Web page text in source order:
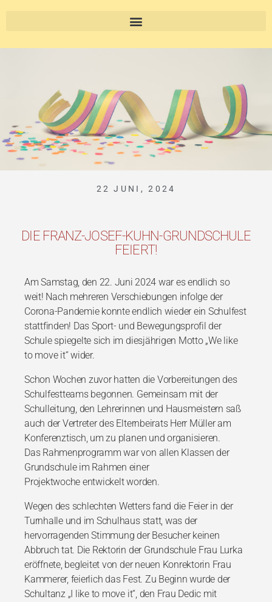
22 JUNI, 2024
DIE FRANZ-JOSEF-KUHN-GRUNDSCHULE
FEIERT!
Am Samstag, den 22. Juni 2024 war es endlich so
weit! Nach mehreren Verschiebungen infolge der
Corona-Pandemie konnte endlich wieder ein Schulfest
stattfinden! Das Sport- und Bewegungsprofil der
Schule spiegelte sich im diesjährigen Motto „We like
to move it“wider.
Schon Wochen zuvor hatten die Vorbereitungen des
Schulfestteams begonnen. Gemeinsam mit der
Schulleitung, den Lehrerinnen und Hausmeistern saß
auch der Vertreter des Elternbeirats Herr Müller am
Konferenztisch, um zu planen und organisieren.
Das Rahmenprogramm war von allen Klassen der
Grundschule im Rahmen einer
Projektwoche entwickelt worden.
Wegen des schlechten Wetters fand die Feier in der
Turnhalle und im Schulhaus statt, was der
hervorragenden Stimmung der Besucher keinen
Abbruch tat. Die Rektorin der Grundschule Frau Lurka
eröffnete, begleitet von der neuen Konrektorin Frau
Kammerer, feierlich das Fest. Zu Beginn wurde der
Schultanz „I like to move it“, den Frau Dedic mit